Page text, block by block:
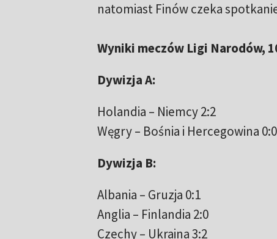
natomiast Finów czeka
Wyniki meczów Ligi Narodów,
Dywizja A:
Holandia – Niemcy 2:2
Węgry – Bośnia i Hercegowina 0:0
Dywizja B:
Albania – Gruzja 0:1
Anglia – Finlandia 2:0
Czechy – Ukraina 3:2